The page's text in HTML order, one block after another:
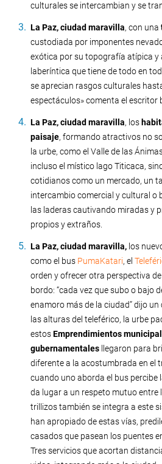
culturales se intercambian y se
La Paz, ciudad maravilla, con una
custodiada por imponentes
exótica por su topografía atípica y
laberíntica que tiene de todo en
se aprecian rasgos culturales
espectáculos» comenta el escritor
La Paz, ciudad maravilla, los
paisaje, formando atractivos no
la urbe, como el Valle de las
incluso el místico lago Titicaca,
cotidianos como un mercado, un
intercambio comercial y cultural o
las laderas cautivando miradas y
propios y extraños.
La Paz, ciudad maravilla, los
como el bus PumaKatari, el
orden y ofrecer otra perspectiva
bordo: “cada vez que subo o bajo
enamoro más de la ciudad” dijo
las alturas del teleférico, la urbe
estosEmprendimientos
gubernamentales llegaron para
diferente a la acostumbrada en el
cuando uno aborda el bus percibe
da lugar a un respeto mutuo entre
trillizos también se integra a este
han apropiado de estas vías,
casados que pasean los puentes
Tres servicios que acortan